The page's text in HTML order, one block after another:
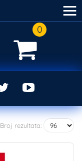
0
Broj rezultata:
≡